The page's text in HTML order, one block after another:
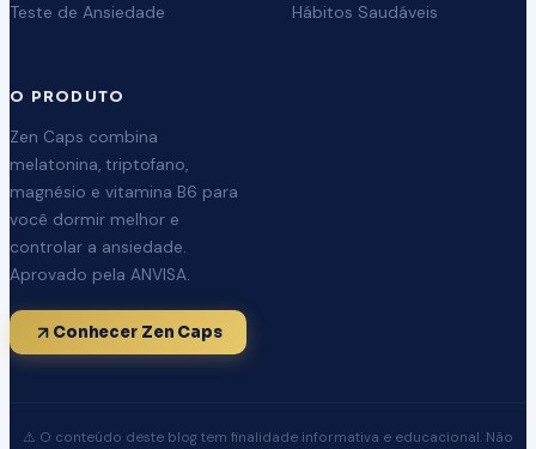
Teste de Ansiedade
Hábitos Saudáveis
O PRODUTO
Zen Caps combina
melatonina, triptofano,
magnésio e vitamina B6 para
você dormir melhor e
controlar a ansiedade.
Aprovado pela ANVISA.
Conhecer Zen Caps
⚠️ O conteúdo deste blog tem finalidade informativa e educacional. Não